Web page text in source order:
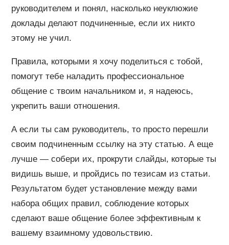
руководителем и понял, насколько неуклюжие
доклады делают подчиненные, если их никто
этому не учил.
Правила, которыми я хочу поделиться с тобой,
помогут тебе наладить профессиональное
общение с твоим начальником и, я надеюсь,
укрепить ваши отношения.
А если ты сам руководитель, то просто перешли
своим подчиненным ссылку на эту статью. А еще
лучше — собери их, прокрути слайды, которые ты
видишь выше, и пройдись по тезисам из статьи.
Результатом будет установление между вами
набора общих правил, соблюдение которых
сделают ваше общение более эффективным к
вашему взаимному удовольствию.